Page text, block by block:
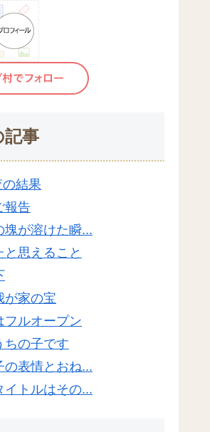
記事
結果
報告
塊が溶けた瞬...
と思えること
が家の宝
フルオープン
ちの子です
の表情とおね...
イトルはその...